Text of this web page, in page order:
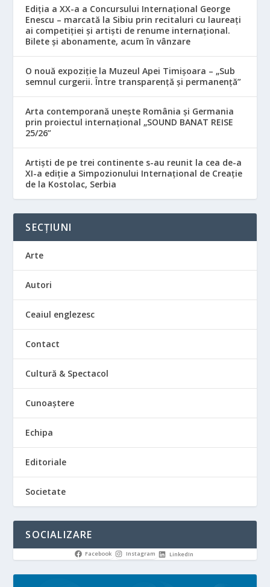
Ediția a XX-a a Concursului Internațional George
Enescu – marcată la Sibiu prin recitaluri cu laureați
ai competiției și artiști de renume internațional.
Bilete și abonamente, acum în vânzare
O nouă expoziție la Muzeul Apei Timișoara – „Sub
semnul curgerii. Între transparență și permanență”
Arta contemporană unește România și Germania
prin proiectul internațional „SOUND BANAT REISE
25/26”
Artiști de pe trei continente s-au reunit la cea de-a
XI-a ediție a Simpozionului Internațional de Creație
de la Kostolac, Serbia
SECȚIUNI
Arte
Autori
Ceaiul englezesc
Contact
Cultură & Spectacol
Cunoaștere
Echipa
Editoriale
Societate
SOCIALIZARE
Facebook Instagram LinkedIn